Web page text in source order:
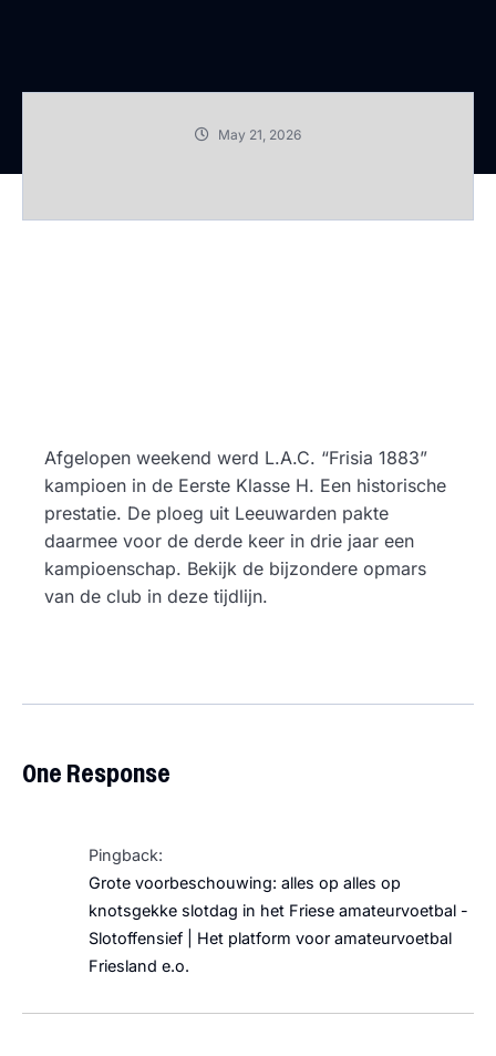
May 21, 2026
Afgelopen weekend werd L.A.C. “Frisia 1883”
kampioen in de Eerste Klasse H. Een historische
prestatie. De ploeg uit Leeuwarden pakte
daarmee voor de derde keer in drie jaar een
kampioenschap. Bekijk de bijzondere opmars
van de club in deze tijdlijn.
One Response
Pingback:
Grote voorbeschouwing: alles op alles op
knotsgekke slotdag in het Friese amateurvoetbal -
Slotoffensief | Het platform voor amateurvoetbal
Friesland e.o.